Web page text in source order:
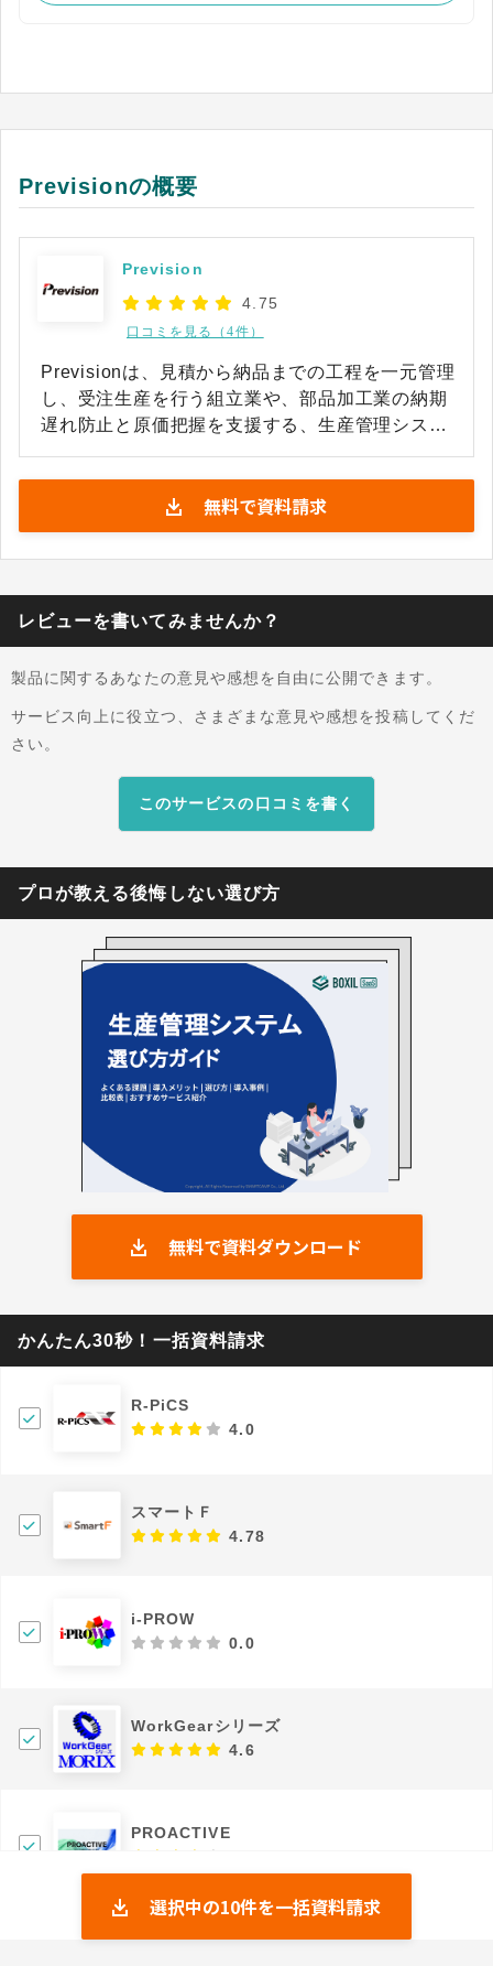
Previsionの概要
Prevision
4.75
口コミを見る（4件）
Previsionは、見積から納品までの工程を一元管理
し、受注生産を行う組立業や、部品加工業の納期
遅れ防止と原価把握を支援する、生産管理システ
庫引当が処理され、CSVやExcel形式の部品表も
直接システムへ登録できます。 現場で、バーコー
ド付き作業指示書を読み取り実績を収集し、工程
別の進捗や製番ごとの仕掛原価を、リアルタイム
発注業務と現場の入力を分業しながら、実績や在
庫情報を指定形式のExcel帳票として出力する処
新状況を共有し、組織全体の生産活動を円滑に進
めることが可能です。
無料で資料請求
レビューを書いてみませんか？
製品に関するあなたの意見や感想を自由に公開できます。
サービス向上に役立つ、さまざまな意見や感想を投稿してくだ
さい。
このサービスの口コミを書く
プロが教える後悔しない選び方
無料で資料ダウンロード
かんたん30秒！一括資料請求
R-PiCS
4.0
スマートＦ
4.78
i-PROW
0.0
WorkGearシリーズ
4.6
PROACTIVE
kintone
選択中の10件を一括資料請求